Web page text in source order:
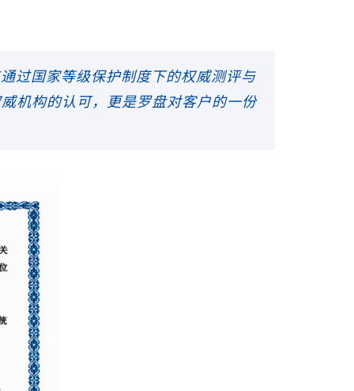
过国家等级保护制度下的权威测评与
机构的认可，更是罗盘对客户的一份